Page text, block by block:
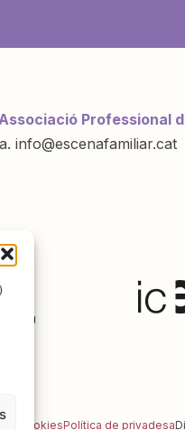
Professional
info@escenafamiliar.cat
de cookiesPolítica de privadesa